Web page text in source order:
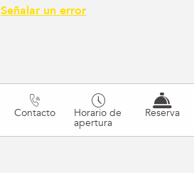
Señalar un error
Contacto Horario de
apertura
Reserva